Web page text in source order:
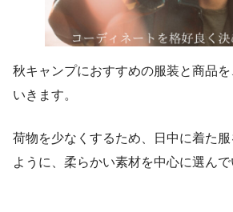
秋キャンプにおすすめの服装と商品
いきます。
荷物を少なくするため、日中に着た
ように、柔らかい素材を中心に選んで